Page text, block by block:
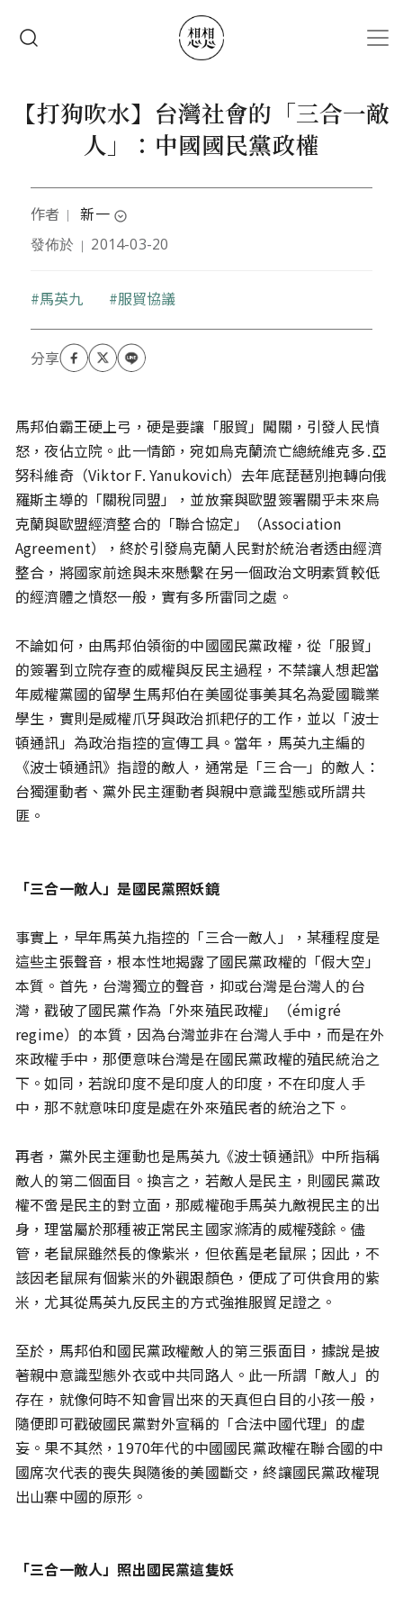
【打狗吹水】台灣社會的「三合一敵
人」：中國國民黨政權
作者 ｜ 新一 expand_circle_down
目前是教育工作者，曾經幹過記者、教過書、作過研
發佈於 ｜ 2014-03-20
關鍵字
馬英九 服貿協議
馬邦伯霸王硬上弓，硬是要讓「服貿」闖關，引發人民憤
怒，夜佔立院。此一情節，宛如烏克蘭流亡總統維克多․亞
努科維奇（Viktor F. Yanukovich）去年底琵琶別抱轉向俄
羅斯主導的「關稅同盟」，並放棄與歐盟簽署關乎未來烏
克蘭與歐盟經濟整合的「聯合協定」（Association
Agreement），終於引發烏克蘭人民對於統治者透由經濟
整合，將國家前途與未來懸繫在另一個政治文明素質較低
的經濟體之憤怒一般，實有多所雷同之處。
不論如何，由馬邦伯領銜的中國國民黨政權，從「服貿」
的簽署到立院存查的威權與反民主過程，不禁讓人想起當
年威權黨國的留學生馬邦伯在美國從事美其名為愛國職業
學生，實則是威權爪牙與政治抓耙仔的工作，並以「波士
頓通訊」為政治指控的宣傳工具。當年，馬英九主編的
《波士頓通訊》指證的敵人，通常是「三合一」的敵人：
台獨運動者、黨外民主運動者與親中意識型態或所謂共
匪。
「三合一敵人」是國民黨照妖鏡
事實上，早年馬英九指控的「三合一敵人」，某種程度是
這些主張聲音，根本性地揭露了國民黨政權的「假大空」
本質。首先，台灣獨立的聲音，抑或台灣是台灣人的台
灣，戳破了國民黨作為「外來殖民政權」（émigré
regime）的本質，因為台灣並非在台灣人手中，而是在外
來政權手中，那便意味台灣是在國民黨政權的殖民統治之
下。如同，若說印度不是印度人的印度，不在印度人手
中，那不就意味印度是處在外來殖民者的統治之下。
再者，黨外民主運動也是馬英九《波士頓通訊》中所指稱
敵人的第二個面目。換言之，若敵人是民主，則國民黨政
權不啻是民主的對立面，那威權砲手馬英九敵視民主的出
身，理當屬於那種被正常民主國家滌清的威權殘餘。儘
管，老鼠屎雖然長的像紫米，但依舊是老鼠屎；因此，不
該因老鼠屎有個紫米的外觀跟顏色，便成了可供食用的紫
米，尤其從馬英九反民主的方式強推服貿足證之。
至於，馬邦伯和國民黨政權敵人的第三張面目，據說是披
著親中意識型態外衣或中共同路人。此一所謂「敵人」的
存在，就像何時不知會冒出來的天真但白目的小孩一般，
隨便即可戳破國民黨對外宣稱的「合法中國代理」的虛
妄。果不其然，1970年代的中國國民黨政權在聯合國的中
國席次代表的喪失與隨後的美國斷交，終讓國民黨政權現
出山寨中國的原形。
「三合一敵人」照出國民黨這隻妖